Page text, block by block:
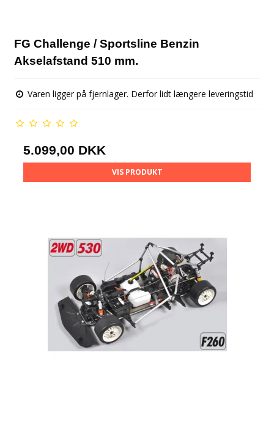
FG Challenge / Sportsline Benzin
Akselafstand 510 mm.
Varen ligger på fjernlager. Derfor lidt længere leveringstid
5.099,00 DKK
VIS PRODUKT